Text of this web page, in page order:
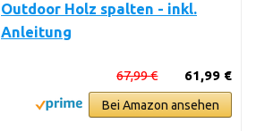
Outdoor Holz spalten - inkl.
Anleitung
61,99 €
67,99 €
Bei Amazon ansehen